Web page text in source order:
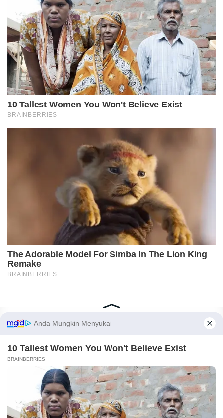
Indeks Redaksi Privacy Policy
Disclaimer
Pedoman Media Siber
Tentang Kami
Copyright © 2018-2026